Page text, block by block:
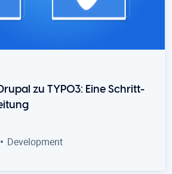
zu TYPO3: Eine Schritt-
Development